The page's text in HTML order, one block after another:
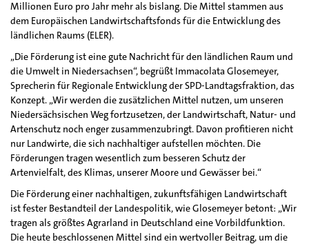
Millionen Euro pro Jahr mehr als bislang. Die Mittel stammen aus
dem Europäischen Landwirtschaftsfonds für die Entwicklung des
ländlichen Raums (ELER).
„Die Förderung ist eine gute Nachricht für den ländlichen Raum und
die Umwelt in Niedersachsen“, begrüßt Immacolata Glosemeyer,
Sprecherin für Regionale Entwicklung der SPD-Landtagsfraktion, das
Konzept. „Wir werden die zusätzlichen Mittel nutzen, um unseren
Niedersächsischen Weg fortzusetzen, der Landwirtschaft, Natur- und
Artenschutz noch enger zusammenzubringt. Davon profitieren nicht
nur Landwirte, die sich nachhaltiger aufstellen möchten. Die
Förderungen tragen wesentlich zum besseren Schutz der
Artenvielfalt, des Klimas, unserer Moore und Gewässer bei.“
Die Förderung einer nachhaltigen, zukunftsfähigen Landwirtschaft
ist fester Bestandteil der Landespolitik, wie Glosemeyer betont: „Wir
tragen als größtes Agrarland in Deutschland eine Vorbildfunktion.
Die heute beschlossenen Mittel sind ein wertvoller Beitrag, um die